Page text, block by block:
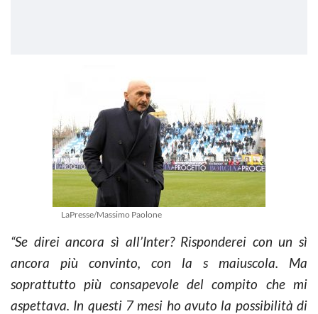
LaPresse/Massimo Paolone
“Se direi ancora sì all’Inter? Risponderei con un sì
ancora più convinto, con la s maiuscola. Ma
soprattutto più consapevole del compito che mi
aspettava. In questi 7 mesi ho avuto la possibilità di